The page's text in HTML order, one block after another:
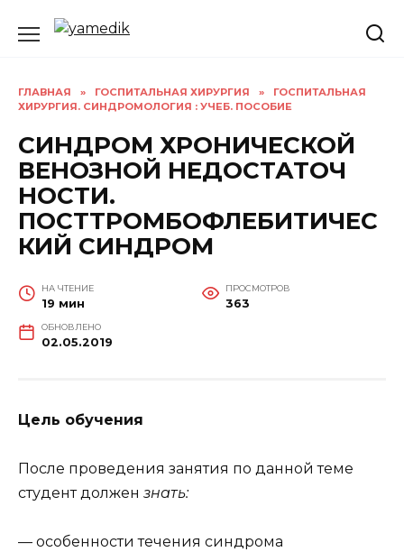
ГЛАВНАЯ » ГОСПИТАЛЬНАЯ ХИРУРГИЯ »
ГОСПИТАЛЬНАЯ
ХИРУРГИЯ. СИНДРОМОЛОГИЯ : УЧЕБ. ПОСОБИЕ
СИНДРОМ ХРОНИЧЕСКОЙ
ВЕНОЗНОЙ НЕДОСТАТОЧ
НОСТИ.
ПОСТТРОМБОФЛЕБИТИЧЕС
КИЙ СИНДРОМ
НА ЧТЕНИЕ
19 мин
ПРОСМОТРОВ
363
ОБНОВЛЕНО
02.05.2019
Цель обучения
После проведения занятия по данной теме
студент должен знать:
— особенности течения синдрома